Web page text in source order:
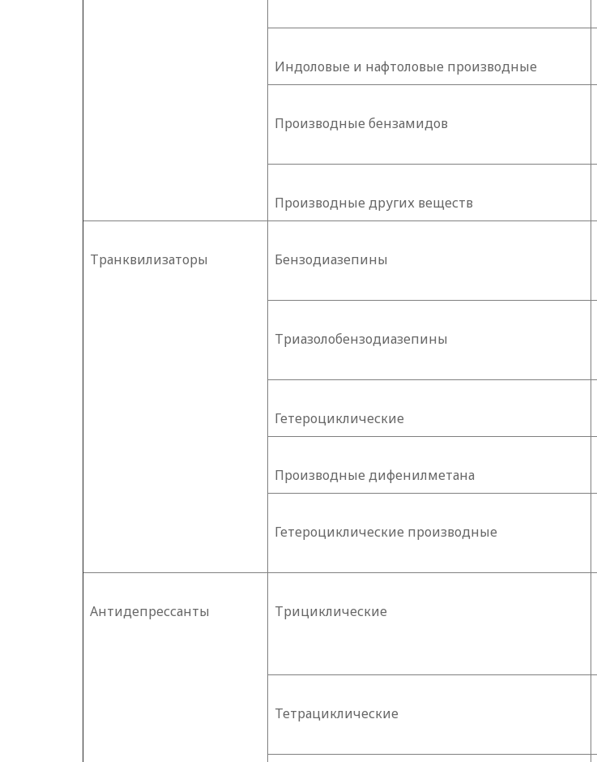
Индоловые и нафтоловые производные
Производные бензамидов
Производные других веществ
Транквилизаторы Бензодиазепины
Триазолобензодиазепины
Гетероциклические
Производные дифенилметана
Гетероциклические производные
Антидепрессанты Трициклические
Тетрациклические